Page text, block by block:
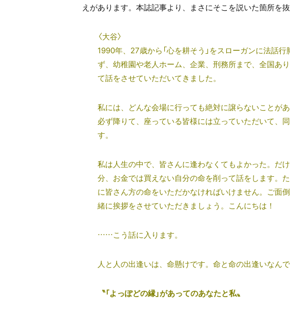
えがあります。本誌記事より、まさにそこを説いた箇所を抜
〈大谷〉
1990年、27歳から「心を耕そう」をスローガンに法話
ず、幼稚園や老人ホーム、企業、刑務所まで、全国あ
て話をさせていただいてきました。
私には、どんな会場に行っても絶対に譲らないことが
必ず降りて、座っている皆様には立っていただいて、
す。
私は人生の中で、皆さんに逢わなくてもよかった。
分、お金では買えない自分の命を削って話をします。
に皆さん方の命をいただかなければいけません。ご面
緒に挨拶をさせていただきましょう。こんにちは！
……こう話に入ります。
人と人の出逢いは、命懸けです。命と命の出逢いなんで
〝「よっぽどの縁」があってのあなたと私〟